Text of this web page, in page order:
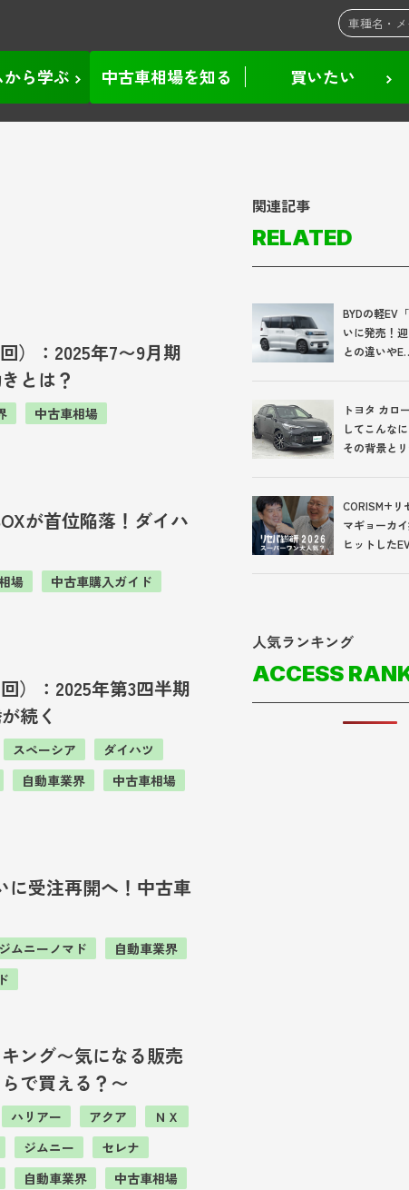
から学ぶ 中古車相場を知る 買いたい
）：2025年7〜9月期
とは？
中古車相場
が首位陥落！ダイハ
場
中古車購入ガイド
）：2025年第3四半期
続く
スペーシア
ダイハツ
自動車業界
中古車相場
に受注再開へ！中古車
ジムニーノマド
自動車業界
ング〜気になる販売
で買える？〜
ハリアー アクア
ＮＸ
ジムニー
セレナ
自動車業界
中古車相場
関連記事
RELATED
BYDの軽EV
いに発売！
との違いや
トヨタ カロ
してこんな
その背景と
CORISM+リ
マギョーカ
ヒットした
人気ランキング
ACCESS